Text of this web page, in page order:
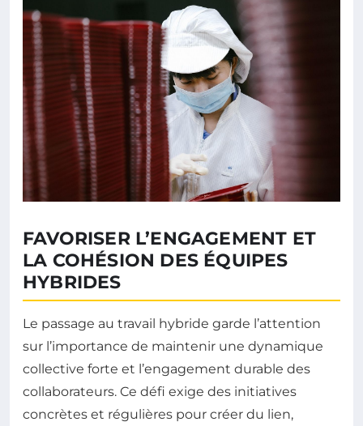
FAVORISER L’ENGAGEMENT ET
LA COHÉSION DES ÉQUIPES
HYBRIDES
Le passage au travail hybride garde l’attention
sur l’importance de maintenir une dynamique
collective forte et l’engagement durable des
collaborateurs. Ce défi exige des initiatives
concrètes et régulières pour créer du lien,